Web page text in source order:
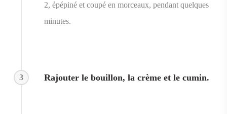
2, épépiné et coupé en morceaux, pendant quelques
minutes.
3 Rajouter le bouillon, la crème et le cumin.